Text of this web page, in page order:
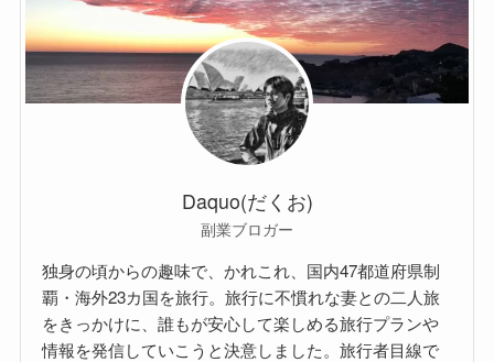
Daquo(だくお)
副業ブロガー
独身の頃からの趣味で、かれこれ、国内47都道府県制
覇・海外23カ国を旅行。旅行に不慣れな妻との二人旅
をきっかけに、誰もが安心して楽しめる旅行プランや
情報を発信していこうと決意しました。旅行者目線で